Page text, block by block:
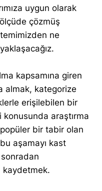
uygun olarak
ölçüde çözmüş
ne
kapsamına giren
almak, kategorize
erişilebilen bir
araştırma
popüler bir tabir olan
aşamayı kast